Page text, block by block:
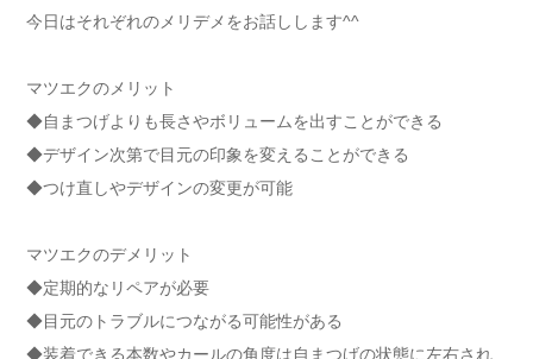
今日はそれぞれのメリデメをお話しします^^
マツエクのメリット
◆自まつげよりも長さやボリュームを出すことができる
◆デザイン次第で目元の印象を変えることができる
◆つけ直しやデザインの変更が可能
マツエクのデメリット
◆定期的なリペアが必要
◆目元のトラブルにつながる可能性がある
◆装着できる本数やカールの角度は自まつげの状態に左右され